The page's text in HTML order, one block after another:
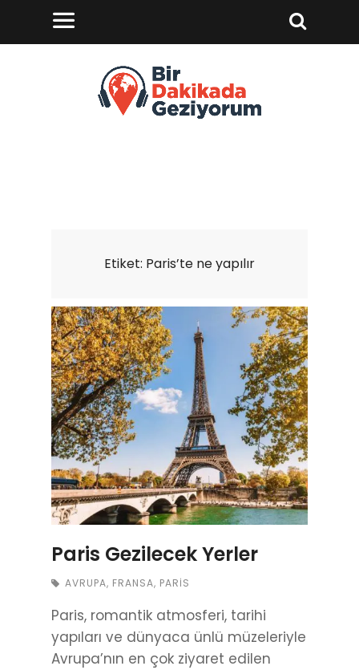
Etiket: Paris’te ne yapılır
Paris Gezilecek Yerler
AVRUPA, FRANSA, PARIS
Paris, romantik atmosferi, tarihi
yapıları ve dünyaca ünlü müzeleriyle
Avrupa’nın en çok ziyaret edilen